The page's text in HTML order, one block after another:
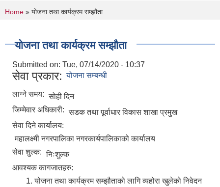
You are here
Home » योजना तथा कार्यक्रम सम्झौता
योजना तथा कार्यक्रम सम्झौता
Submitted on: Tue, 07/14/2020 - 10:37
सेवा प्रकार: योजना सम्बन्धी
लाग्ने समय: सोही दिन
जिम्मेवार अधिकारी: सडक तथा पूर्वाधार विकास शाखा प्रमुख
सेवा दिने कार्यालय:
महालक्ष्मी नगरपालिका नगरकार्यपालिकाको कार्यालय
सेवा शुल्क: निःशुल्क
आवश्यक कागजातहरु:
योजना तथा कार्यक्रम सम्झौताको लागि व्यहोरा खुलेको निवेदन